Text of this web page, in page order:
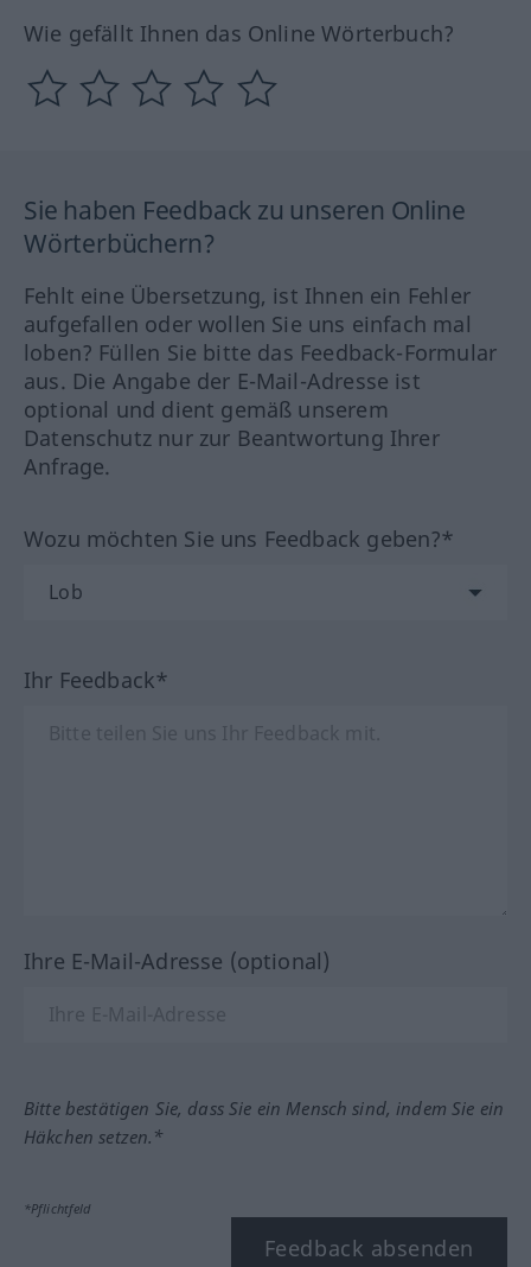
Wie gefällt Ihnen das Online Wörterbuch?
Sie haben Feedback zu unseren Online
Wörterbüchern?
Fehlt eine Übersetzung, ist Ihnen ein Fehler
aufgefallen oder wollen Sie uns einfach mal
loben? Füllen Sie bitte das Feedback-Formular
aus. Die Angabe der E-Mail-Adresse ist
optional und dient gemäß unserem
Datenschutz nur zur Beantwortung Ihrer
Anfrage.
Wozu möchten Sie uns Feedback geben?*
Ihr Feedback*
Ihre E-Mail-Adresse (optional)
Bitte bestätigen Sie, dass Sie ein Mensch sind, indem Sie ein
Häkchen setzen.*
*Pflichtfeld
Feedback absenden